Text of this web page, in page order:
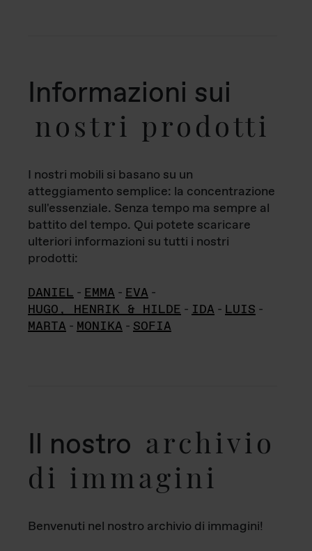
Informazioni sui
nostri prodotti
I nostri mobili si basano su un
atteggiamento semplice: la concentrazione
sull'essenziale. Senza tempo ma sempre al
battito del tempo. Qui potete scaricare
ulteriori informazioni su tutti i nostri
prodotti:
DANIEL - EMMA - EVA -
HUGO, HENRIK & HILDE - IDA - LUIS -
MARTA - MONIKA - SOFIA
Il nostro archivio
di immagini
Benvenuti nel nostro archivio di immagini!